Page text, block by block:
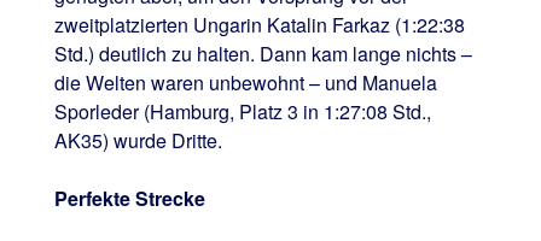
zweitplatzierten Ungarin Katalin Farkaz (1:22:38
Std.) deutlich zu halten. Dann kam lange nichts –
die Welten waren unbewohnt – und Manuela
Sporleder (Hamburg, Platz 3 in 1:27:08 Std.,
AK35) wurde Dritte.
Perfekte Strecke